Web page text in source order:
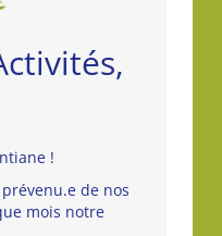
!
de nos
mois notre